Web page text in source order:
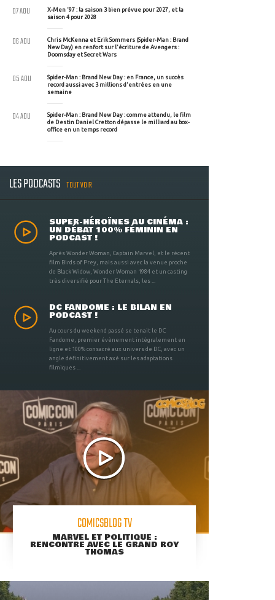
X-Men '97 : la saison 3 bien prévue pour 2027, et la
saison 4 pour 2028
07 AOU
Chris McKenna et Erik Sommers (Spider-Man : Brand
New Day) en renfort sur l'écriture de Avengers :
Doomsday et Secret Wars
06 AOU
Spider-Man : Brand New Day : en France, un succès
record aussi avec 3 millions d'entrées en une
semaine
05 AOU
Spider-Man : Brand New Day : comme attendu, le film
de Destin Daniel Cretton dépasse le milliard au box-
office en un temps record
04 AOU
LES PODCASTS TOUT VOIR
SUPER-HÉROÏNES AU CINÉMA :
UN DÉBAT 100% FÉMININ EN
PODCAST !
Après Wonder Woman, Captain Marvel, et le récent
film Birds of Prey, mais aussi avec la venue proche
de Black Widow, Wonder Woman 1984 et un casting
très diversifié pour The Eternals, les ...
DC FANDOME : LE BILAN EN
PODCAST !
Au cours du weekend passé se tenait le DC
Fandome, premier évènement intégralement en
ligne et 100% consacré aux univers de DC, avec un
angle définitivement axé sur les adaptations
filmiques ...
COMICSBLOG TV
MARVEL ET POLITIQUE :
RENCONTRE AVEC LE GRAND ROY
THOMAS